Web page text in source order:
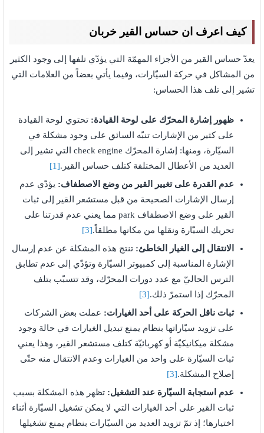
كيف اعرف ان حساس القير خربان
يعدّ حساس القير من الأجزاء المهمّة التي يؤدّي تلفها إلى وجود الكثير
من المشاكل في حركة السيّارات، وفيما يأتي بعضاً من العلامات التي
تشير إلى تلف هذا الحساس:
ظهور إشارة المحرّك على لوحة القيادة: تحتوي لوحة القيادة
على كثير من الإشارات تنبّه السائق على وجود مشكلة في
السيّارة، ومنها: إشارة المحرّك check engine التي تشير إلى
العديد من الأعطال المختلفة كتلف حساس القير.[1]
عدم القدرة على تغيير القير من وضع الاصطفاف: يؤدّي عدم
إرسال الإشارات الصحيحة من قبل مستشعر القير إلى ثبات
القير على وضع الاصطفاف park مما يعني عدم قدرتنا على
تحريك السيّارة ونقلها من مكانها مطلقاً.[3]
الانتقال إلى الغيار الخاطئ: تنتج هذه المشكلة عن عدم إرسال
الإشارة المناسبة إلى كمبيوتر السيّارة وتؤدّي إلى عدم تطابق
الترس الحاليّ مع عدد دورات المحرّك، وقد تتسبّب بتلف
المحرّك إذا استمرّ ذلك.[3]
ثبات ناقل الحركة على أحد الغيارات: عملت بعض الشركات
على تزويد سيّاراتها بنظام يمنع تبديل الغيارات في حالة وجود
مشكلة ميكانيكيّة أو كهربائيّة كتلف مستشعر القير، وهذا يعني
ثبات السيّارة على واحد من الغيارات وعدم الانتقال منه حتّى
إصلاح المشكلة.[3]
عدم استجابة السيّارة عند التشغيل: تظهر هذه المشكلة بسبب
ثبات القير على أحد الغيارات التي لا يمكن تشغيل السيّارة أثناء
اختيارها؛ إذ تمّ تزويد العديد من السيّارات بنظام يمنع تشغيلها